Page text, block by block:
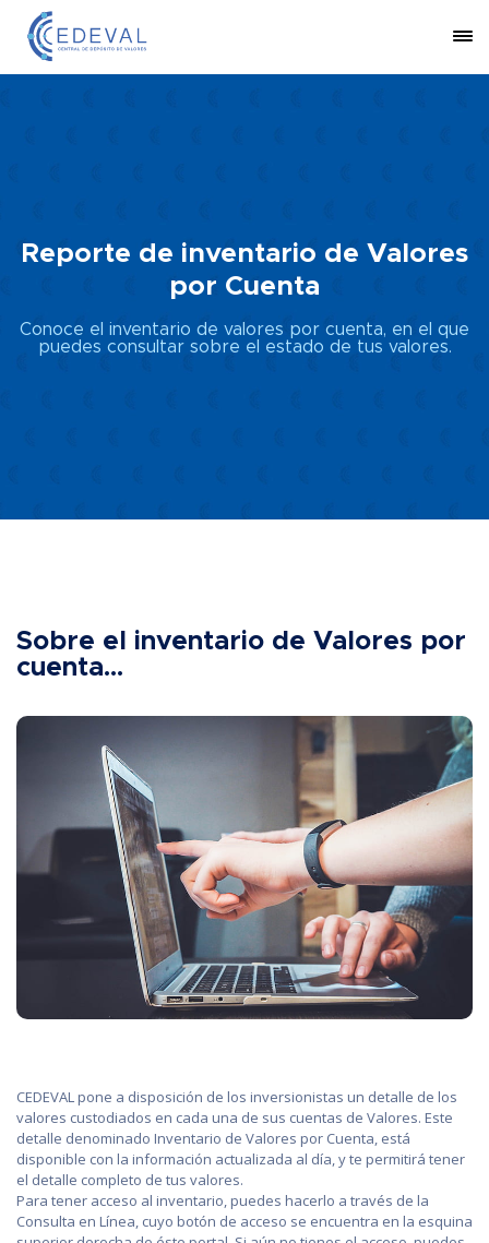
Reporte de inventario de Valores
por Cuenta
Conoce el inventario de valores por cuenta, en el que
puedes consultar sobre el estado de tus valores.
Sobre el inventario de Valores por
cuenta...
CEDEVAL pone a disposición de los inversionistas un detalle de los
valores custodiados en cada una de sus cuentas de Valores. Este
detalle denominado Inventario de Valores por Cuenta, está
disponible con la información actualizada al día, y te permitirá tener
el detalle completo de tus valores.
Para tener acceso al inventario, puedes hacerlo a través de la
Consulta en Línea, cuyo botón de acceso se encuentra en la esquina